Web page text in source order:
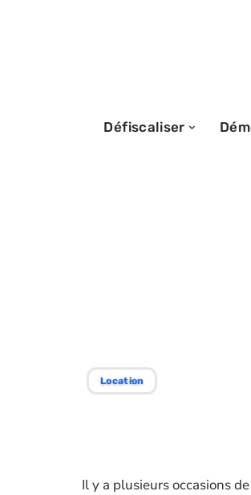
Défiscaliser
Location
Il y a plusieurs occasions